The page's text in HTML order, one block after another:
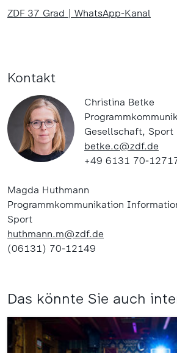
ZDF 37 Grad | WhatsApp-Kanal
Kontakt
Christina Betke
Gesellschaft, Sport
betke.c@zdf.de
+49 6131 70-
Magda Huthmann
Programmkommunikation
Sport
huthmann.m@zdf.de
(06131) 70-12149
Das könnte Sie auch